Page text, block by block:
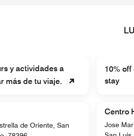
y actividades a
más de tu viaje.
10%
stay
de Oriente, San
Centro
Jose